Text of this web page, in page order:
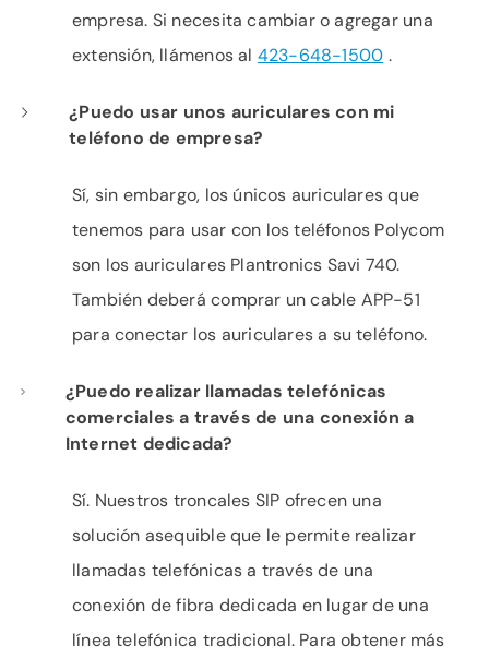
empresa. Si necesita cambiar o agregar una
extensión, llámenos al 423-648-1500 .
¿Puedo usar unos auriculares con mi
teléfono de empresa?
Sí, sin embargo, los únicos auriculares que
tenemos para usar con los teléfonos Polycom
son los auriculares Plantronics Savi 740.
También deberá comprar un cable APP-51
para conectar los auriculares a su teléfono.
¿Puedo realizar llamadas telefónicas
comerciales a través de una conexión a
Internet dedicada?
Sí. Nuestros troncales SIP ofrecen una
solución asequible que le permite realizar
llamadas telefónicas a través de una
conexión de fibra dedicada en lugar de una
línea telefónica tradicional. Para obtener más